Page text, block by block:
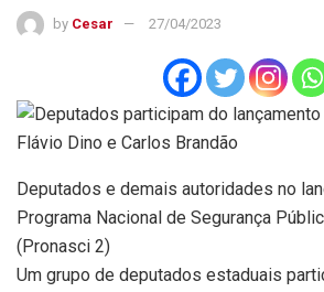
by Cesar 27/04/2023
Deputados e demais autoridades no
Programa Nacional de Segurança
(Pronasci 2)
Um grupo de deputados estaduais